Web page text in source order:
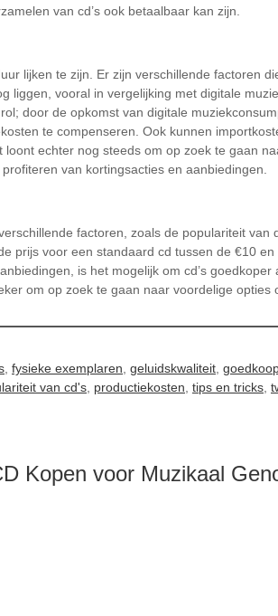
van cd’s ook betaalbaar kan zijn.
lijken te zijn. Er zijn verschillende factoren
liggen, vooral in vergelijking met digitale
door de opkomst van digitale
te compenseren. Ook kunnen
echter nog steeds om op zoek te gaan
van kortingsacties en aanbiedingen.
factoren, zoals de populariteit van
prijs voor een standaard cd tussen de €10
is het mogelijk om cd’s
om op zoek te gaan naar voordelige opties
fysieke exemplaren geluidskwaliteit
van cd's productiekosten tips en tricks
Kopen voor Muzikaal